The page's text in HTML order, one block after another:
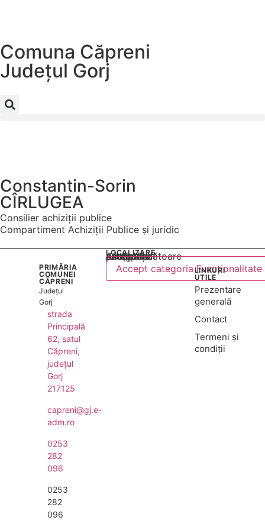
Comuna Căpreni
Județul Gorj
Constantin-Sorin
CÎRLUGEA
Consilier achiziții publice
Compartiment Achiziții Publice și juridic
PRIMĂRIA
COMUNEI
CĂPRENI
Județul
Gorj
strada
Principală
62, satul
Căpreni,
județul
Gorj
217125
capreni@gj.e-
adm.ro
0253
282
096
0253
282
096
LOCALIZARE
Acest conținut este blocat până când acceptați categoria corespunzătoare de cookie-uri.
Accept categoria Funcționalitate
LINKURI
UTILE
Prezentare
generală
Contact
Termeni și
condiții